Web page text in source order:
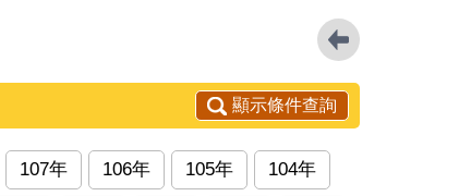
顯示條件查詢
107年 106年 105年 104年